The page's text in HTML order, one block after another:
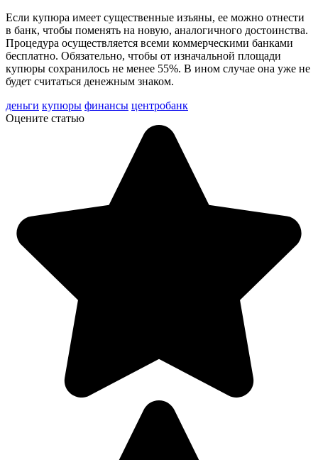
Если купюра имеет существенные изъяны, ее можно отнести
в банк, чтобы поменять на новую, аналогичного достоинства.
Процедура осуществляется всеми коммерческими банками
бесплатно. Обязательно, чтобы от изначальной площади
купюры сохранилось не менее 55%. В ином случае она уже не
будет считаться денежным знаком.
деньги купюры финансы центробанк
Оцените статью